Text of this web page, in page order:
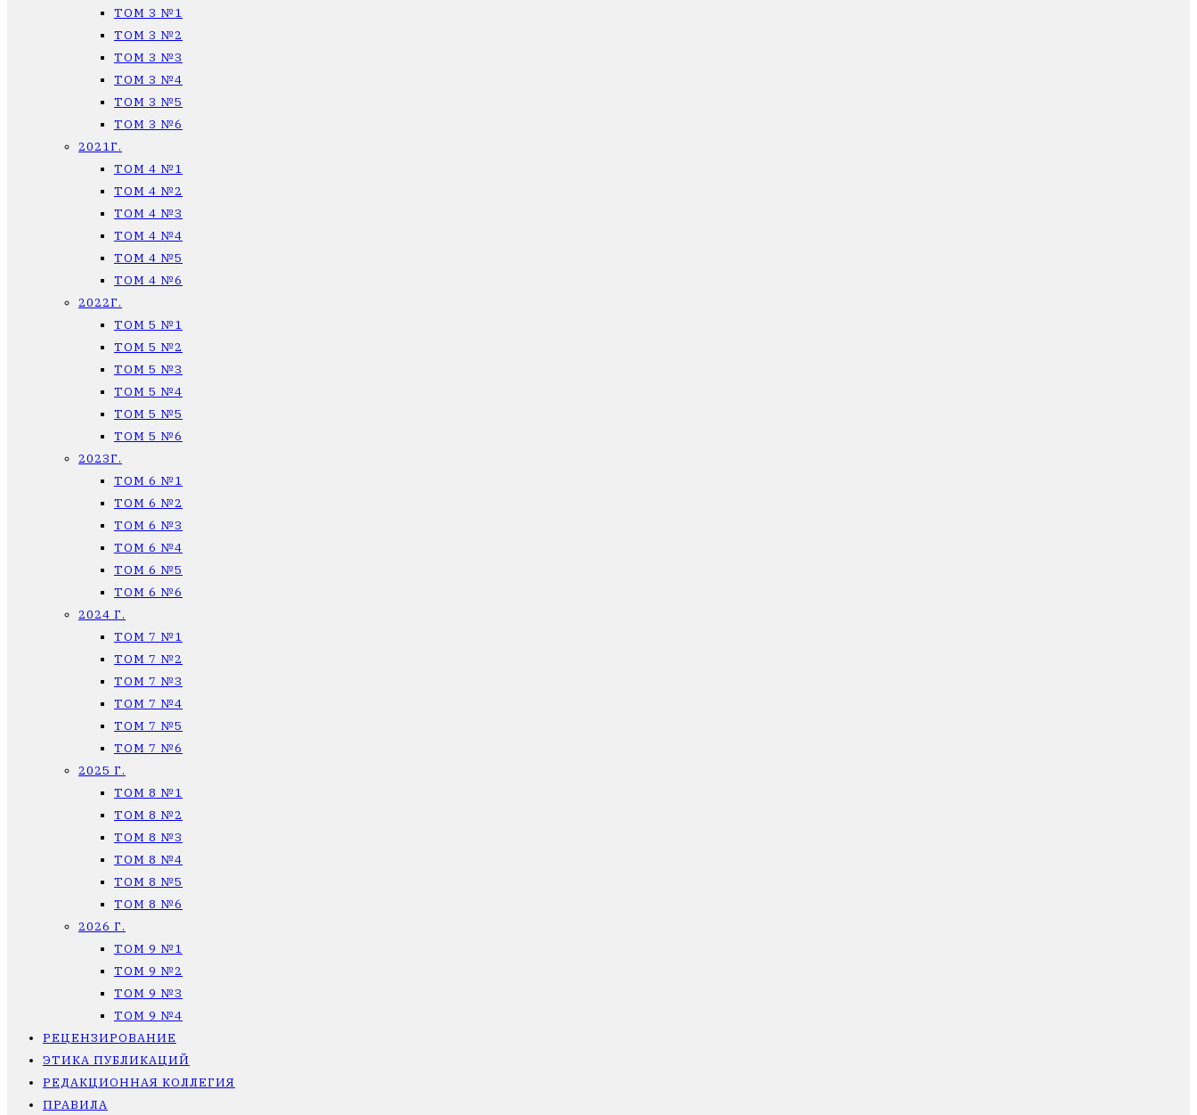
ТОМ 3 №1
ТОМ 3 №2
ТОМ 3 №3
ТОМ 3 №4
ТОМ 3 №5
ТОМ 3 №6
2021Г.
ТОМ 4 №1
ТОМ 4 №2
ТОМ 4 №3
ТОМ 4 №4
ТОМ 4 №5
ТОМ 4 №6
2022Г.
ТОМ 5 №1
ТОМ 5 №2
ТОМ 5 №3
ТОМ 5 №4
ТОМ 5 №5
ТОМ 5 №6
2023Г.
ТОМ 6 №1
ТОМ 6 №2
ТОМ 6 №3
ТОМ 6 №4
ТОМ 6 №5
ТОМ 6 №6
2024 Г.
ТОМ 7 №1
ТОМ 7 №2
ТОМ 7 №3
ТОМ 7 №4
ТОМ 7 №5
ТОМ 7 №6
2025 Г.
ТОМ 8 №1
ТОМ 8 №2
ТОМ 8 №3
ТОМ 8 №4
ТОМ 8 №5
ТОМ 8 №6
2026 Г.
ТОМ 9 №1
ТОМ 9 №2
ТОМ 9 №3
ТОМ 9 №4
РЕЦЕНЗИРОВАНИЕ
ЭТИКА ПУБЛИКАЦИЙ
РЕДАКЦИОННАЯ КОЛЛЕГИЯ
ПРАВИЛА